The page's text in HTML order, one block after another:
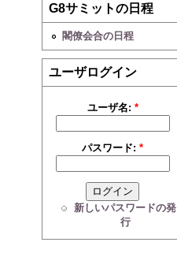
G8サミットの日程
閣僚会合の日程
ユーザログイン
ユーザ名: *
パスワード:*
新しいパスワードの発
行